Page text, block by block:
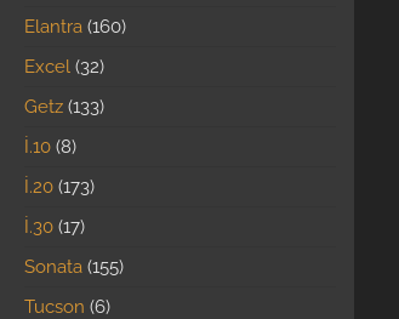
Elantra 160
Excel 32
Getz 133
İ.10 8
İ.20 173
İ.30 17
Sonata 155
Tucson 6